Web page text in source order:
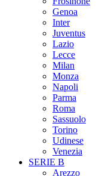
Genoa
Inter
Juventus
Lazio
Lecce
Milan
Monza
Napoli
Parma
Roma
Sassuolo
Torino
Udinese
Venezia
SERIE B
Arezzo